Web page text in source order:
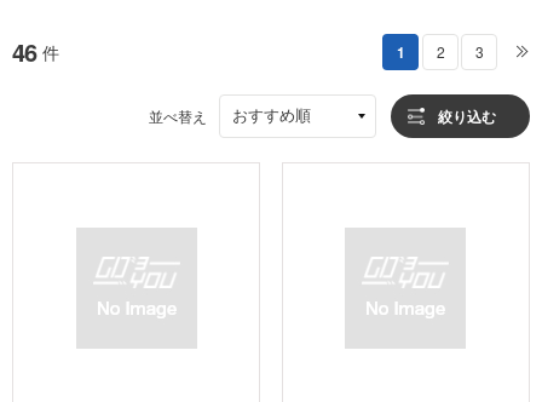
46 件 1 2 3
並べ替え おすすめ順 絞り込む